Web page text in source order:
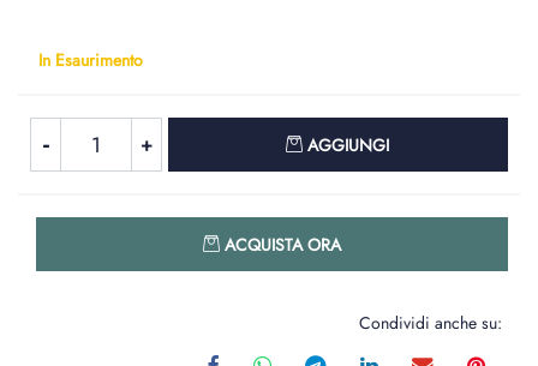
In Esaurimento
AGGIUNGI
ACQUISTA ORA
Condividi anche su: